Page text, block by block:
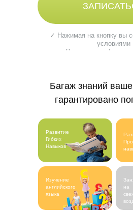
✓ Нажимая на кнопку вы
условиями
Политики
на
Изучение
английского
языка
Развитие
Гибких
Навыков
Багаж знаний
гарантировано